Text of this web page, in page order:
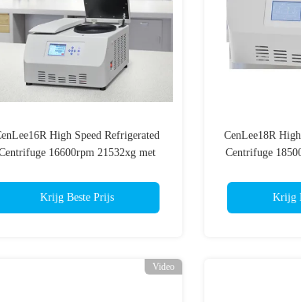
High Speed Refrigerated
16600rpm 21532xg met
Krijg Beste Prijs
CenLee18R
Centrifuge
Krijg
Video